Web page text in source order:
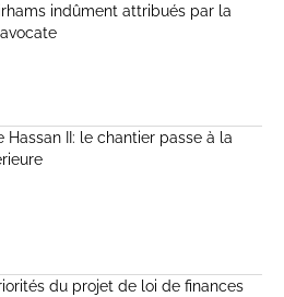
indûment attribués par la
Hassan II: le chantier passe à la
du projet de loi de finances